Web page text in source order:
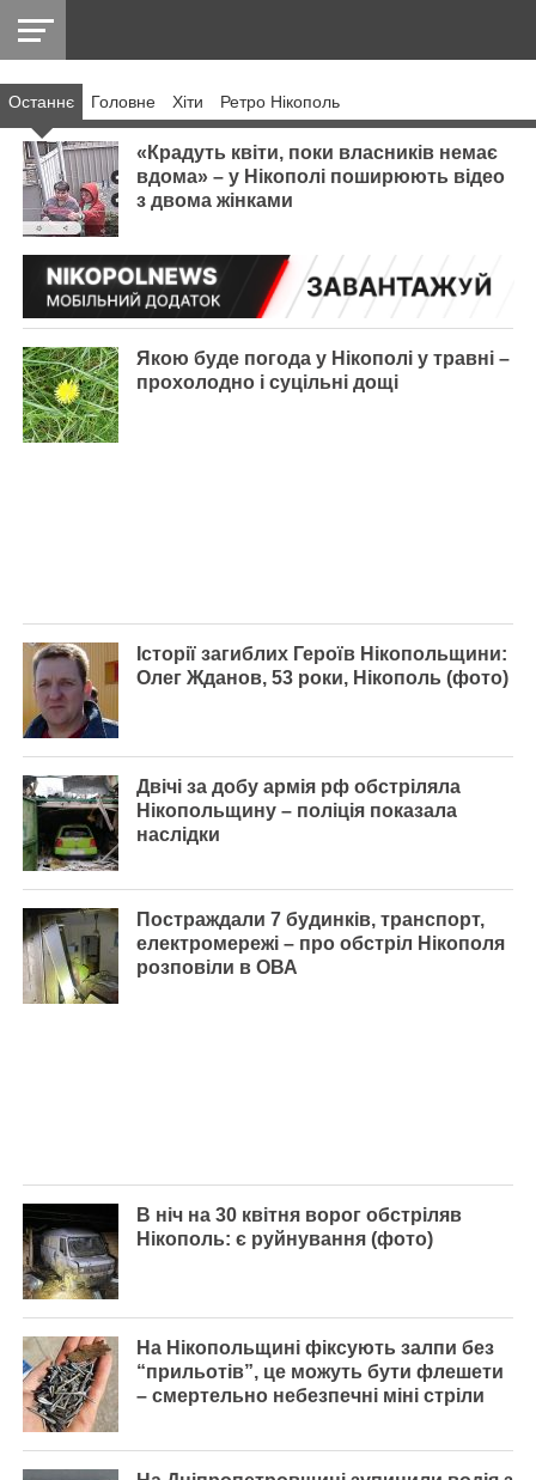
НІКОПОЛЬ
РАЙОН
СІЧЕСЛАВСЬКА
УКРАЇНА
РЕТРО
НІКОПОЛЬ
ЛАЙТ
УКРАЇНА
ДОПОМОГА
Останнє Головнe Хіти Ретро Нікополь
«Крадуть квіти, поки власників немає
вдома» – у Нікополі поширюють відео
з двома жінками
Якою буде погода у Нікополі у травні –
прохолодно і суцільні дощі
Історії загиблих Героїв Нікопольщини:
Олег Жданов, 53 роки, Нікополь (фото)
Двічі за добу армія рф обстріляла
Нікопольщину – поліція показала
наслідки
Постраждали 7 будинків, транспорт,
електромережі – про обстріл Нікополя
розповіли в ОВА
В ніч на 30 квітня ворог обстріляв
Нікополь: є руйнування (фото)
На Нікопольщині фіксують залпи без
“прильотів”, це можуть бути флешети
– смертельно небезпечні міні стріли